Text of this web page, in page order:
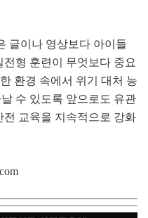
글이나 영상보다 아이들
형 훈련이 무엇보다 중요
환경 속에서 위기 대처 능
수 있도록 앞으로도 유관
교육을 지속적으로 강화